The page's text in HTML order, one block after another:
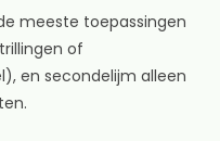
meeste toepassingen
of
en secondelijm alleen